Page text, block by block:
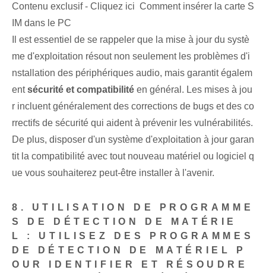
Contenu exclusif - Cliquez ici Comment insérer la carte S
IM dans le PC
Il est essentiel de se rappeler que la mise à jour du systè
me d'exploitation résout non seulement les problèmes d'i
nstallation des périphériques audio, mais garantit égalem
entsécurité et compatibilité en général. Les mises à jou
r incluent généralement des corrections de bugs et des co
rrectifs de sécurité‌ qui aident à prévenir les vulnérabilités.
De plus, disposer d'un système d'exploitation à jour garan
tit la compatibilité avec tout nouveau matériel ou logiciel q
ue vous souhaiterez peut-être installer à l'avenir.
8. UTILISATION DE PROGRAMME
S DE DÉTECTION DE MATÉRIE
L : UTILISEZ DES PROGRAMMES
DE DÉTECTION DE MATÉRIEL P
OUR IDENTIFIER ET RÉSOUDRE